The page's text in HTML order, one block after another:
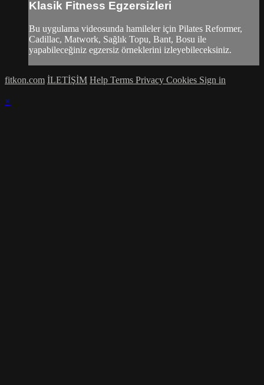
Klasik Fitness Egzersizleri
Bu uygulama videosunda hamileler için Pilates Reformer,
Cadillac, Matwork, Sağlık Topu, Bant, Bosu ile
yapabileceğiniz egzersiz örneklerini izleyebileceksiniz.
fitkon.com İLETİŞİM Help Terms Privacy Cookies Sign in
×